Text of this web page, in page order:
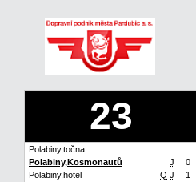
23
Polabiny,točna
Polabiny,Kosmonautů
J
0
Polabiny,hotel
Q J
1